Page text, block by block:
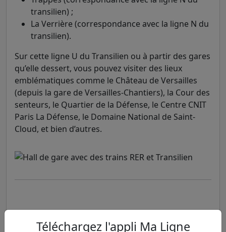
transilien) ;
La Verrière (correspondance avec la ligne N du
transilien).
Sur cette ligne U du Transilien ou à partir des gares
qu’elle dessert, vous pouvez visiter des lieux
emblématiques comme le Château de Versailles
(depuis la gare de Versailles-Chantiers), la Cour des
senteurs, le Quartier de la Défense, le Centre CNIT
Paris La Défense, le Domaine National de Saint-
Cloud, et bien d’autres.
Téléchargez l'appli Ma Ligne